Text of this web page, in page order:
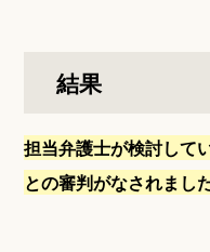
結果
担当弁護士が検討して
との審判がなされました